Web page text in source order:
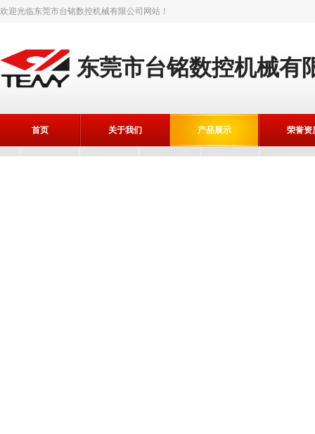
欢迎光临东莞市台铭数控机械有限公司 网站！
东莞市台铭数控机械有
首页 关于我们 产品展示 荣誉资